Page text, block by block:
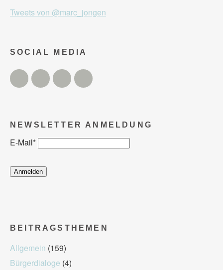
Tweets von @marc_jongen
SOCIAL MEDIA
Twitter FacebookInstagram
NEWSLETTER ANMELDUNG
E-Mail*
BEITRAGSTHEMEN
Allgemein (159)
Bürgerdialoge (4)